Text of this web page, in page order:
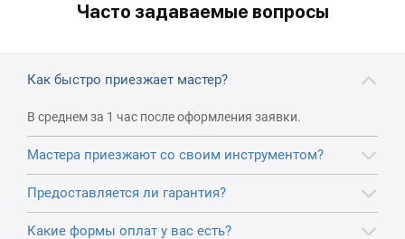
Часто задаваемые вопросы
Как быстро приезжает мастер?
В среднем за 1 час после оформления заявки.
Мастера приезжают со своим инструментом?
Предоставляется ли гарантия?
Какие формы оплат у вас есть?